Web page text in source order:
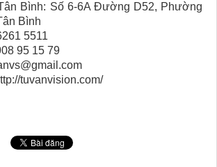
Bình: Số 6-6A Đường D52, Phường
Bình
5511
95 15 79
tuvanvision.com/